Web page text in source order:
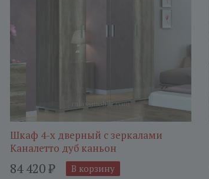
Шкаф 4-х дверный с зеркалами
Каналетто дуб каньон
84 420₽ В корзину